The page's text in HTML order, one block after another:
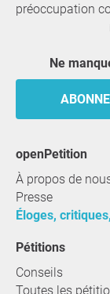
préoccupation
Ne
openPetition
À propos de
Presse
Éloges,
Pétitions
Conseils
Toutes les